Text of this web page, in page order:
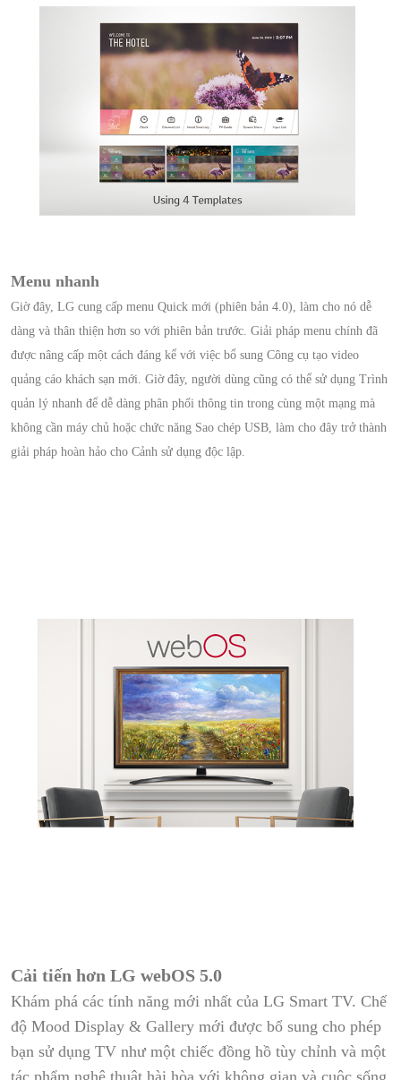
Menu nhanh
Giờ đây, LG cung cấp menu Quick mới (phiên bản 4.0), làm cho nó dễ
dàng và thân thiện hơn so với phiên bản trước. Giải pháp menu chính đã
được nâng cấp một cách đáng kể với việc bổ sung Công cụ tạo video
quảng cáo khách sạn mới. Giờ đây, người dùng cũng có thể sử dụng Trình
quản lý nhanh để dễ dàng phân phối thông tin trong cùng một mạng mà
không cần máy chủ hoặc chức năng Sao chép USB, làm cho đây trở thành
giải pháp hoàn hảo cho Cảnh sử dụng độc lập.
Cải tiến hơn LG webOS 5.0
Khám phá các tính năng mới nhất của LG Smart TV. Chế
độ Mood Display & Gallery mới được bổ sung cho phép
bạn sử dụng TV như một chiếc đồng hồ tùy chỉnh và một